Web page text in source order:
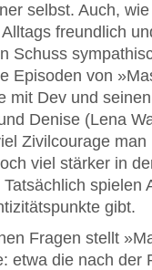
selbst. Auch,
freundlich
Schuss
Episoden von
mit Dev und
Denise (Lena
Zivilcourage
viel stärker in
spielen
gibt.
Fragen stellt
etwa die nach der